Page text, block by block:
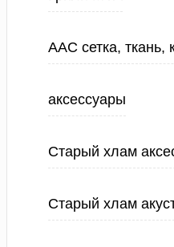
ААС сетка, ткань,
аксессуары
Старый хлам
Старый хлам